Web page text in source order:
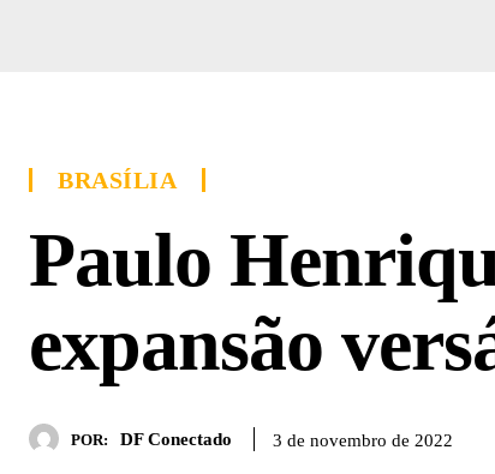
BRASÍLIA
Paulo
expansão
POR: DF Conectado 3 de novembro de 2022